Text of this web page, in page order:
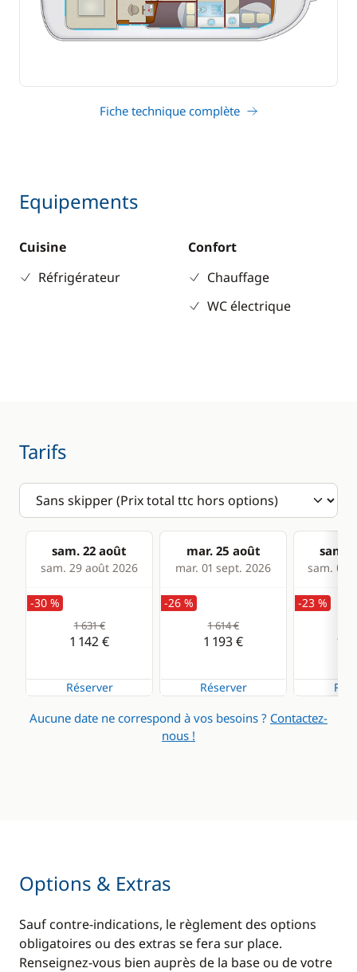
Fiche technique complète
Equipements
Cuisine
Réfrigérateur
Confort
Chauffage
WC électrique
Tarifs
sam. 22 août
sam. 29 août 2026
mar. 25 août
mar. 01 sept. 2026
sam.
sam. 05
-30 %
1 631 €
1 142 €
Réserver
-26 %
1 614 €
1 193 €
Réserver
-23 %
1
Aucune date ne correspond à vos besoins ? Contactez-
nous !
Options & Extras
Sauf contre-indications, le règlement des options
obligatoires ou des extras se fera sur place.
Renseignez-vous bien auprès de la base ou de votre